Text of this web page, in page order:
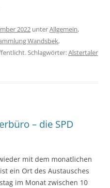
2022 unterAllgemein,
Wandsbek,
Schlagwörter:Alstertaler
– die SPD
mit dem monatlichen
ein Ort des Austausches
im Monat zwischen 10